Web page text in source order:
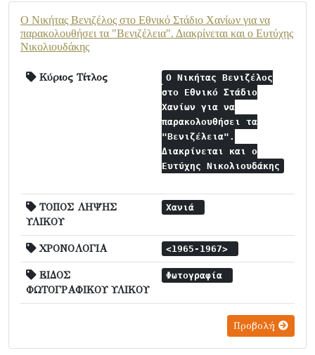
Ο Νικήτας Βενιζέλος στο Εθνικό Στάδιο Χανίων για να
παρακολουθήσει τα "Βενιζέλεια". Διακρίνεται και ο Ευτύχης
Νικολιουδάκης
Κύριος Τίτλος
Ο Νικήτας Βενιζέλος
στο Εθνικό Στάδιο
Χανίων για να
παρακολουθήσει τα
"Βενιζέλεια".
Διακρίνεται και ο
Ευτύχης Νικολιουδάκης
ΤΟΠΟΣ ΛΗΨΗΣ
ΥΛΙΚΟΥ
Χανιά
ΧΡΟΝΟΛΟΓΙΑ <1965-1967>
ΕΙΔΟΣ
ΦΩΤΟΓΡΑΦΙΚΟΥ ΥΛΙΚΟΥ
Φωτογραφία
Προβολή